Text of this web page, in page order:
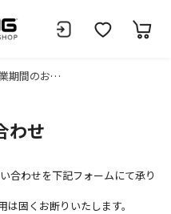
夏季休業期間のお知らせ
わせ
合わせを下記フォームにて承り
固くお断りいたします。